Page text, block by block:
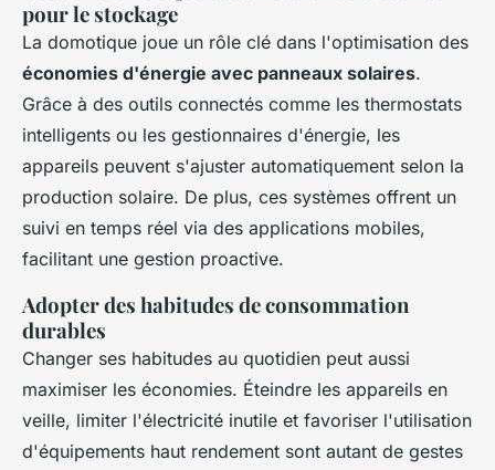
pour le stockage
La domotique joue un rôle clé dans l'optimisation des
économies d'énergie avec panneaux solaires.
Grâce à des outils connectés comme les thermostats
intelligents ou les gestionnaires d'énergie, les
appareils peuvent s'ajuster automatiquement selon la
production solaire. De plus, ces systèmes offrent un
suivi en temps réel via des applications mobiles,
facilitant une gestion proactive.
Adopter des habitudes de consommation
durables
Changer ses habitudes au quotidien peut aussi
maximiser les économies. Éteindre les appareils en
veille, limiter l'électricité inutile et favoriser l'utilisation
d'équipements haut rendement sont autant de gestes